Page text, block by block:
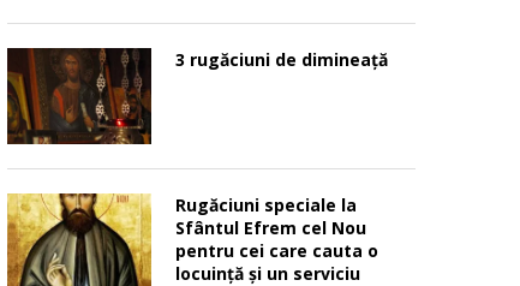
3 rugăciuni de dimineață
Rugăciuni speciale la
Sfântul Efrem cel Nou
pentru cei care cauta o
locuinţă şi un serviciu